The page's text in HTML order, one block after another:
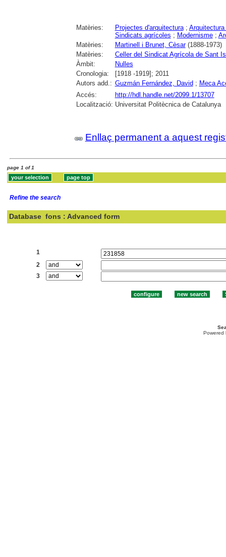
Matèries: Projectes d'arquitectura;
Sindicats agrícoles ; Modernisme;
Matèries:
Martinell i Brunet, Cèsar(1888-1973)
Matèries:
Celler del Sindicat Agrícola de Sant
Àmbit:
Nulles
Cronologia:
[1918 -1919]; 2011
Autors add.: Guzmán Fernández, David ; Meca
Accés:
http://hdl.handle.net/2099.1/13707
Localització: Universitat Politècnica de Catalunya
Enllaç permanent a aquest
page 1 of 1
Refine the search
Database fons : Advanced form
1
2
3